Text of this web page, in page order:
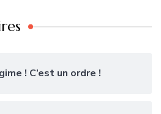
! C’est un ordre !